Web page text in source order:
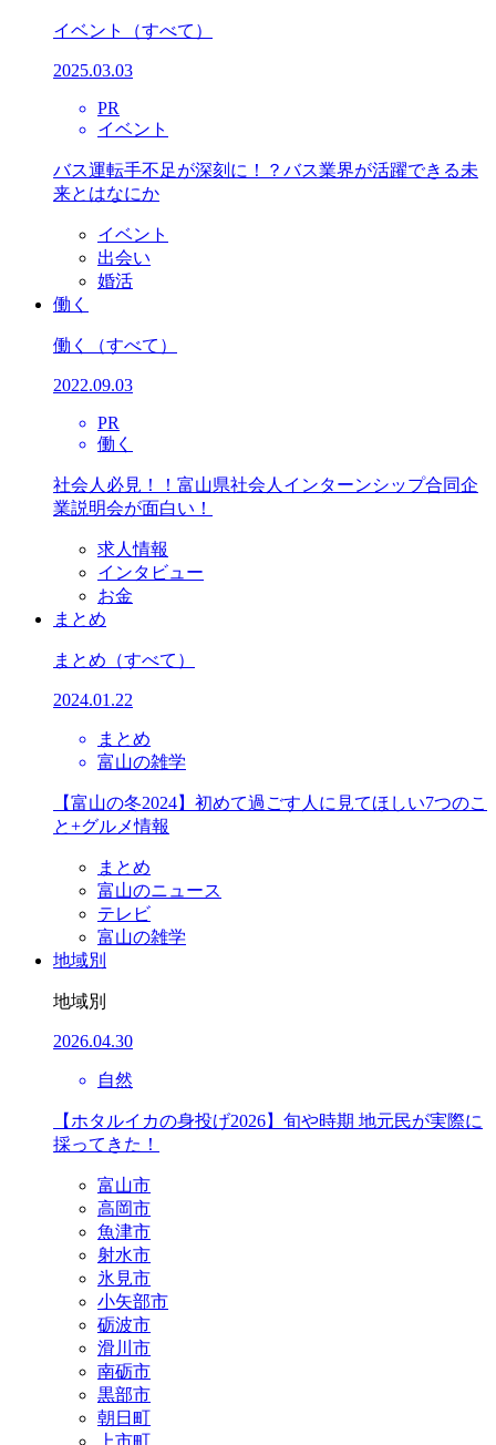
イベント （すべて）
2025.03.03
PR
イベント
バス運転手不足が深刻に！？バス業界が活躍できる未
来とはなにか
イベント
出会い
婚活
働く
働く （すべて）
2022.09.03
PR
働く
社会人必見！！富山県社会人インターンシップ合同企
業説明会が面白い！
求人情報
インタビュー
お金
まとめ
まとめ （すべて）
2024.01.22
まとめ
富山の雑学
【富山の冬2024】初めて過ごす人に見てほしい7つのこ
と+グルメ情報
まとめ
富山のニュース
テレビ
富山の雑学
地域別
地域別
2026.04.30
自然
【ホタルイカの身投げ2026】旬や時期 地元民が実際に
採ってきた！
富山市
高岡市
魚津市
射水市
氷見市
小矢部市
砺波市
滑川市
南砺市
黒部市
朝日町
上市町